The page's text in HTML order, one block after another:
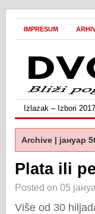
IMPRESUM
Izlazak – Izbori 2017
Archive | јануар
Plata ili
Posted on 05
Više od 30